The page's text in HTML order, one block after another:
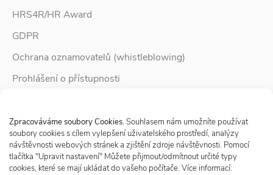
Zpracováváme soubory Cookies. Souhlasem nám umožníte používat
soubory cookies s cílem vylepšení uživatelského prostředí, analýzy
návštěvnosti webových stránek a zjištění zdroje návštěvnosti. Pomocí
tlačítka "Upravit nastavení" Můžete přijmout/odmítnout určité typy
cookies, které se mají ukládat do vašeho počítače. Více informací:
HRS4R/HR Award
GDPR
Ochrana oznamovatelů (whistleblowing)
Prohlášení o přístupnosti
Zpravodaj Rodina
Sledujte nás